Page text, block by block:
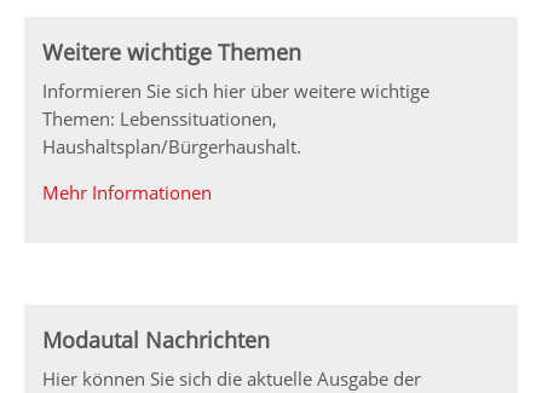
Weitere wichtige Themen
Informieren Sie sich hier über weitere wichtige
Themen: Lebenssituationen,
Haushaltsplan/Bürgerhaushalt.
Mehr Informationen
Modautal Nachrichten
Hier können Sie sich die aktuelle Ausgabe der